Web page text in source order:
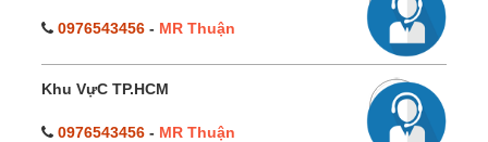
0976543456 - MR Thuận
Khu VựC TP.HCM
0976543456 - MR Thuận